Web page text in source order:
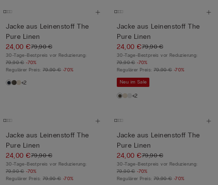
Jacke aus Leinenstoff The
Pure Linen
24,00 €79,90 €
30-Tage-Bestpreis vor Reduzierung:
79,90 € -70%
Regulärer Preis: 79,90 € -70%
+2
Jacke aus Leinenstoff The
Pure Linen
24,00 €79,90 €
30-Tage-Bestpreis vor Reduzierung:
79,90 € -70%
Regulärer Preis: 79,90 € -70%
Neu im Sale
+2
Jacke aus Leinenstoff The
Pure Linen
24,00 €79,90 €
30-Tage-Bestpreis vor Reduzierung:
79,90 € -70%
Regulärer Preis: 79,90 € -70%
Jacke aus Leinenstoff The
Pure Linen
24,00 €79,90 €
30-Tage-Bestpreis vor Reduzierung:
79,90 € -70%
Regulärer Preis: 79,90 € -70%